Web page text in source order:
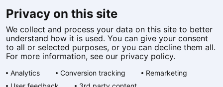
Cookies
Privacy statement
Toegankelijkheid
Algemene voorwaarden
Privacy on this site
We collect and process your data on this site to better
understand how it is used. You can give your consent
to all or selected purposes, or you can decline them all.
For more information, see our privacy policy.
Analytics Conversion tracking
Remarketing